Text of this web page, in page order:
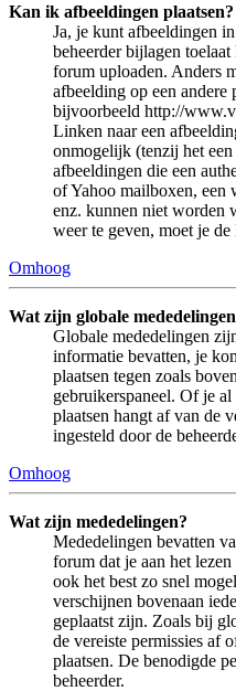
Kan ik afbeeldingen plaatsen?
Ja, je kunt afbeeldingen
beheerder bijlagen
forum uploaden. Anders
afbeelding op een andere
bijvoorbeeld http://
Linken naar een
onmogelijk (tenzij het
afbeeldingen die een
of Yahoo mailboxen, een
enz. kunnen niet worden
weer te geven, moet je
Omhoog
Wat zijn globale
Globale mededelingen
informatie bevatten, je
plaatsen tegen zoals
gebruikerspaneel. Of je
plaatsen hangt af van de
ingesteld door de
Omhoog
Wat zijn mededelingen?
Mededelingen bevatten
forum dat je aan het
ook het best zo snel
verschijnen bovenaan
geplaatst zijn. Zoals bij
de vereiste permissies af
plaatsen. De benodigde
beheerder.